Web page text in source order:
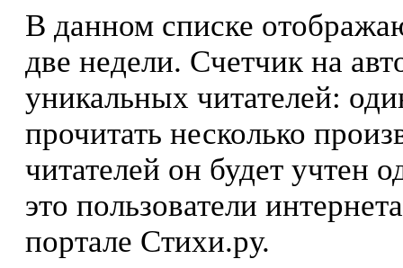
В данном списке
две недели. Счетчик на
уникальных читателей:
прочитать несколько
читателей он будет учтен
это пользователи
портале Стихи.ру.